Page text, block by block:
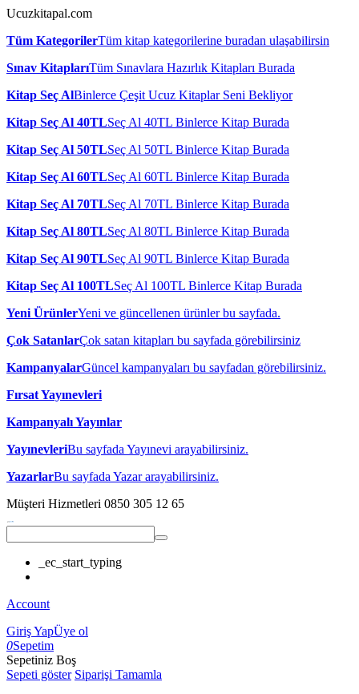
Ucuzkitapal.com
Tüm KategorilerTüm kitap kategorilerine buradan ulaşabilirsin
Sınav KitaplarıTüm Sınavlara Hazırlık Kitapları Burada
Kitap Seç AlBinlerce Çeşit Ucuz Kitaplar Seni Bekliyor
Kitap Seç Al 40TLSeç Al 40TL Binlerce Kitap Burada
Kitap Seç Al 50TLSeç Al 50TL Binlerce Kitap Burada
Kitap Seç Al 60TLSeç Al 60TL Binlerce Kitap Burada
Kitap Seç Al 70TLSeç Al 70TL Binlerce Kitap Burada
Kitap Seç Al 80TLSeç Al 80TL Binlerce Kitap Burada
Kitap Seç Al 90TLSeç Al 90TL Binlerce Kitap Burada
Kitap Seç Al 100TLSeç Al 100TL Binlerce Kitap Burada
Yeni ÜrünlerYeni ve güncellenen ürünler bu sayfada.
Çok SatanlarÇok satan kitapları bu sayfada görebilirsiniz
KampanyalarGüncel kampanyaları bu sayfadan görebilirsiniz.
Fırsat Yayınevleri
Kampanyalı Yayınlar
YayınevleriBu sayfada Yayınevi arayabilirsiniz.
YazarlarBu sayfada Yazar arayabilirsiniz.
Müşteri Hizmetleri 0850 305 12 65
_ec_start_typing
Account
Giriş YapÜye ol
0Sepetim
Sepetiniz Boş
Sepeti göster Siparişi Tamamla